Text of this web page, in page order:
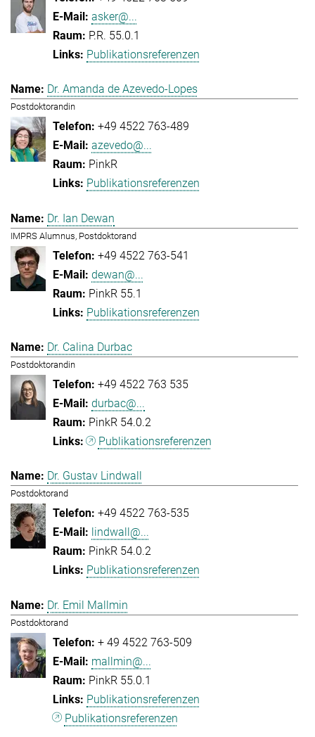
asker@...
P.R. 55.0.1
Publikationsreferenzen
Dr. Amanda de Azevedo-Lopes
Postdoktorandin
+49 4522 763-489
azevedo@...
PinkR
Publikationsreferenzen
Dr. Ian Dewan
IMPRS Alumnus, Postdoktorand
+49 4522 763-541
dewan@...
PinkR 55.1
Publikationsreferenzen
Dr. Calina Durbac
Postdoktorandin
+49 4522 763 535
durbac@...
PinkR 54.0.2
Publikationsreferenzen
Dr. Gustav Lindwall
Postdoktorand
+49 4522 763-535
lindwall@...
PinkR 54.0.2
Publikationsreferenzen
Dr. Emil Mallmin
Postdoktorand
+ 49 4522 763-509
mallmin@...
PinkR 55.0.1
Publikationsreferenzen
Publikationsreferenzen